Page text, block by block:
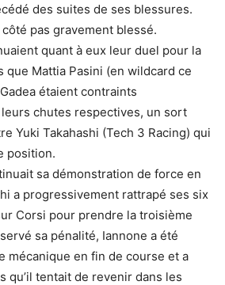
des suites de ses blessures.
côté pas gravement blessé.
quant à eux leur duel pour la
que Mattia Pasini (en wildcard ce
étaient contraints
leurs chutes respectives, un sort
Yuki Takahashi (Tech 3 Racing) qui
position.
sa démonstration de force en
a progressivement rattrapé ses six
Corsi pour prendre la troisième
sa pénalité, Iannone a été
mécanique en fin de course et a
qu’il tentait de revenir dans les